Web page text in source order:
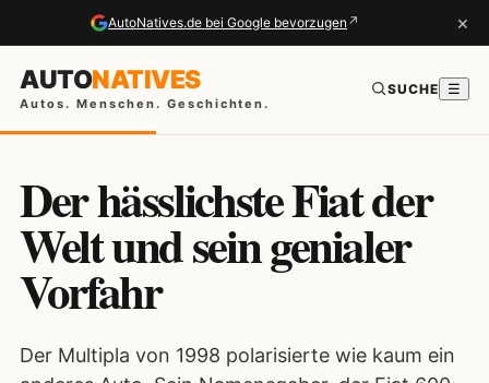
AutoNatives.de bei Google bevorzugen ↗ ×
AUTONATIVES
Autos. Menschen. Geschichten.
SUCHE ☰
Der hässlichste Fiat der
Welt und sein genialer
Vorfahr
Der Multipla von 1998 polarisierte wie kaum ein